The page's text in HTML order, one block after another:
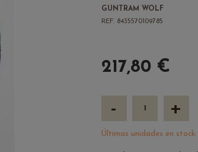
GUNTRAM WOLF
REF. 8435570109785
217,80 €
- +
Últimas unidades en stock: